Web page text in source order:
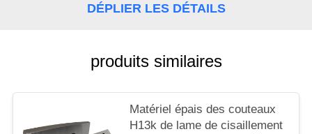
UN DEVIS
PLAN
DÉPLIER LES DÉTAILS
produits similaires
Matériel épais des couteaux
H13k de lame de cisaillement